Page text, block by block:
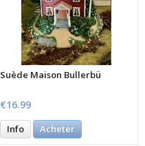
Suède Maison Bullerbü
€16.99
Info Acheter